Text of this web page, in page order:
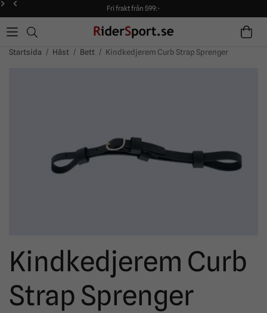
Fri frakt från 599:-
90 dagars öppet köp!
Alltid snabba leveranser!
Fri frakt från 599:-
90 dagars öppet köp!
Startsida / Häst / Bett / Kindkedjerem Curb Strap Sprenger
Kindkedjerem Curb
Strap Sprenger